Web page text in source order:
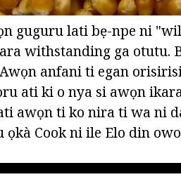
guguru lati bẹ-npe ni
withstanding ga otutu.
anfani ti egan
ati ki o nya si awọn
awọn ti ko nira ti wa ni
Cook ni ile Elo din